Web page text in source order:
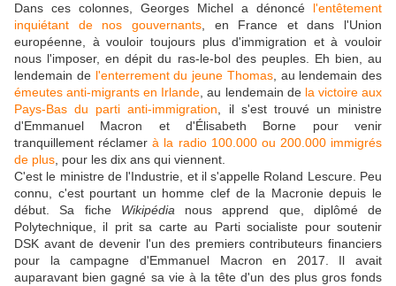
Dans ces colonnes, Georges Michel a dénoncé l'entêtement
inquiétant de nos gouvernants, en France et dans l'Union
européenne, à vouloir toujours plus d'immigration et à vouloir
nous l'imposer, en dépit du ras-le-bol des peuples. Eh bien, au
lendemain de l'enterrement du jeune Thomas, au lendemain des
émeutes anti-migrants en Irlande , au lendemain de la victoire aux
Pays-Bas du parti anti-immigration , il s'est trouvé un ministre
d'Emmanuel Macron et d'Élisabeth Borne pour venir
tranquillement réclamerà la radio 100.000 ou 200.000 immigrés
de plus , pour les dix ans qui viennent.
C'est le ministre de l'Industrie, et il s'appelle Roland Lescure. Peu
connu, c'est pourtant un homme clef de la Macronie depuis le
début. Sa fiche Wikipédia nous apprend que, diplômé de
Polytechnique, il prit sa carte au Parti socialiste pour soutenir
DSK avant de devenir l'un des premiers contributeurs financiers
pour la campagne d'Emmanuel Macron en 2017. Il avait
auparavant bien gagné sa vie à la tête d'un des plus gros fonds